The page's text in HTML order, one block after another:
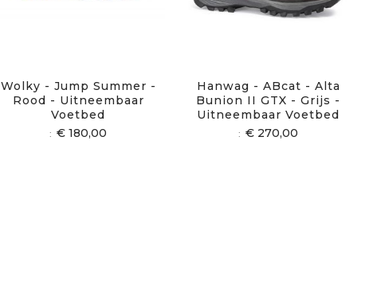
Wolky - Jump Summer -
Rood - Uitneembaar
Voetbed
€ 180,00
Hanwag - ABcat - Alta
Bunion II GTX - Grijs -
Uitneembaar Voetbed
€ 270,00